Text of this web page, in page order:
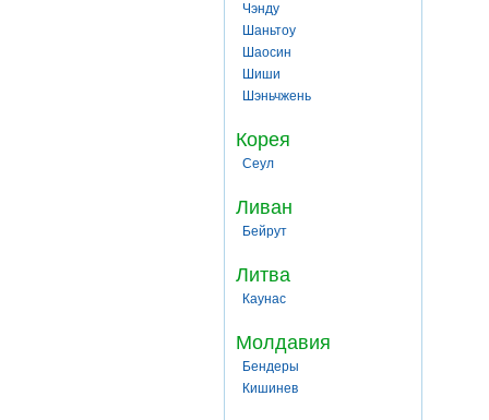
Чэнду
Шаньтоу
Шаосин
Шиши
Шэньчжень
Корея
Сеул
Ливан
Бейрут
Литва
Каунас
Молдавия
Бендеры
Кишинев